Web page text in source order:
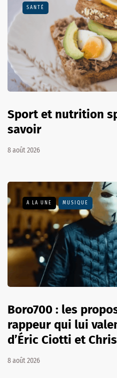
SANTÉ
Sport et nutrition
savoir
8 août 2026
A LA UNE MUSIQUE
Boro700 : les
rappeur qui lui
d’Éric Ciotti et
8 août 2026